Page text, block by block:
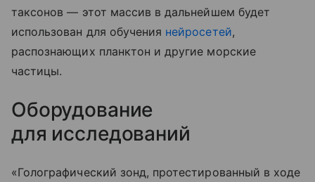
таксонов — этот массив в дальнейшем будет
использован для обучения нейросетей,
распознающих планктон и другие морские
частицы.
Оборудование
для исследований
«Голографический зонд, протестированный в ходе